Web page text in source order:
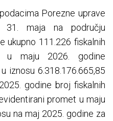
Porezne uprave
31. maja na području
ukupno 111.226 fiskalnih
u maju 2026. godine
iznosu 6.318.176.665,85
godine broj fiskalnih
promet u maju
na maj 2025. godine za